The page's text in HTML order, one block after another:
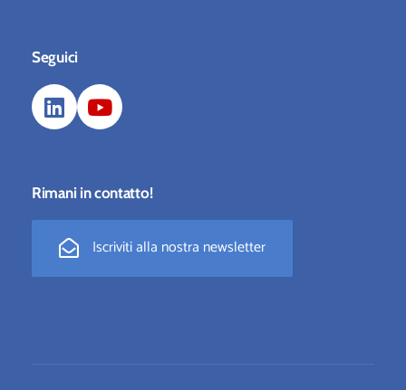
Seguici
Rimani in contatto!
Iscriviti alla nostra newsletter